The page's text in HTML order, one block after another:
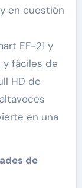
en cuestión
EF-21 y
fáciles de
HD de
en una
de